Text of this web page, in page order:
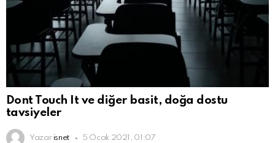
Dont Touch It ve diğer basit, doğa dostu
tavsiyeler
Yazar isnet 5 Ocak 2021, 01:07